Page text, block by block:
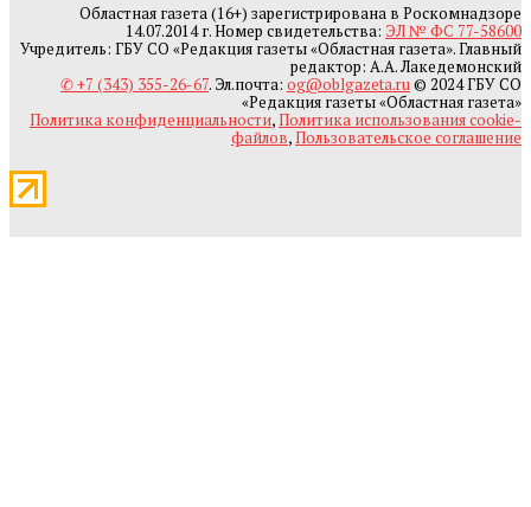
Областная газета (16+) зарегистрирована в Роскомнадзоре
14.07.2014 г. Номер свидетельства: ЭЛ № ФС 77-58600
Учредитель: ГБУ СО «Редакция газеты «Областная газета». Главный
редактор: А.А. Лакедемонский
✆ +7 (343) 355-26-67. Эл.почта: og@oblgazeta.ru© 2024 ГБУ СО
«Редакция газеты «Областная газета»
Политика конфиденциальности,Политика использования cookie-
файлов,Пользовательское соглашение